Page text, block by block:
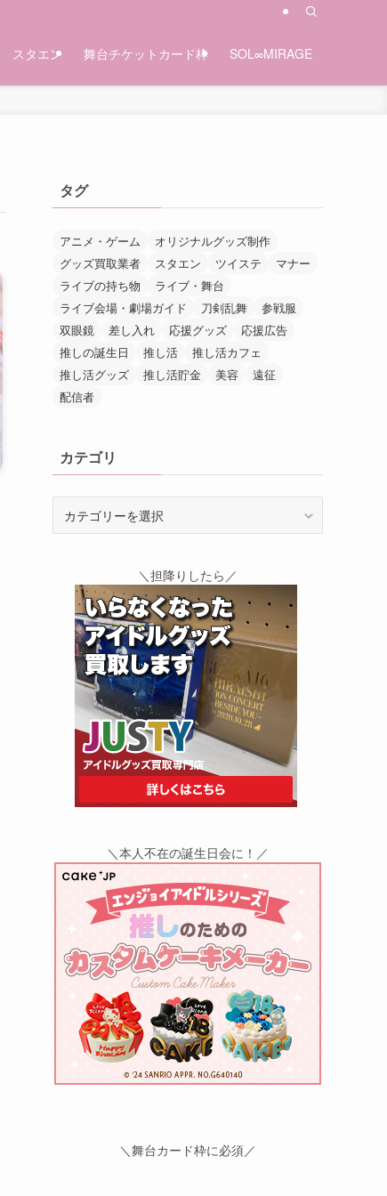
スタエン 舞台チケットカード枠 SOL∞MIRAGE
タグ
アニメ・ゲーム
オリジナルグッズ制作
グッズ買取業者
スタエン ツイステ
マナー
ライブの持ち物
ライブ・舞台
ライブ会場・劇場ガイド
刀剣乱舞
参戦服
双眼鏡
差し入れ 応援グッズ
応援広告
推しの誕生日
推し活
推し活カフェ
推し活グッズ
推し活貯金 美容
遠征
配信者
カテゴリ
＼担降りしたら／
＼本人不在の誕生日会に！／
＼舞台カード枠に必須／